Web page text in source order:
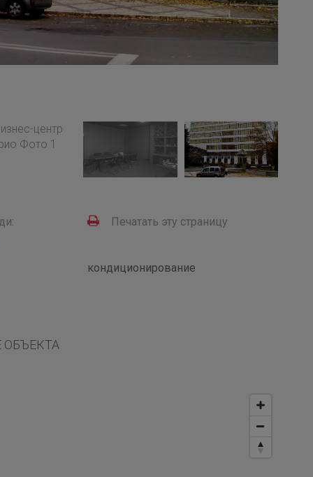
Печатать эту страницу
кондиционирование